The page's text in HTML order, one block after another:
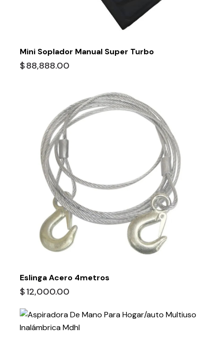
Mini Soplador Manual Super Turbo
$88,888.00
Eslinga Acero 4metros
$12,000.00